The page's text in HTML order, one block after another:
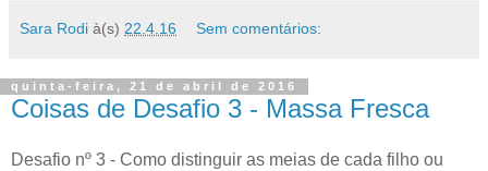
Sara Rodi à(s) 22.4.16 Sem comentários:
quinta-feira, 21 de abril de 2016
Coisas de Desafio 3 - Massa Fresca
Desafio nº 3 - Como distinguir as meias de cada filho ou